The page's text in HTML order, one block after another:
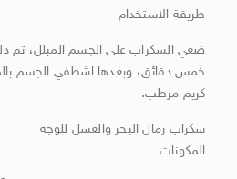
طريقة الاستخدام
ضعي السكراب على الجسم المبلل، ثم
خمس دقائق، وبعدها اشطفي الجسم
كريم مرطب.
سكراب رمال البحر والعسل للوجه
المكونات